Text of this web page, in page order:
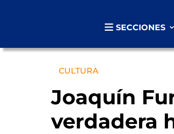
SECCIONES
CULTURA
Joaquín
verdadera